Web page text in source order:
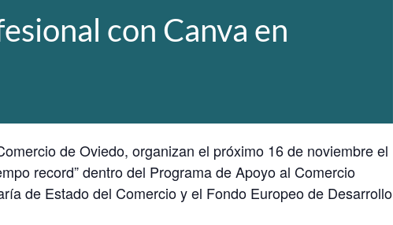
con Canva en
de Oviedo, organizan el próximo 16 de noviembre el
record” dentro del Programa de Apoyo al Comercio
de Estado del Comercio y el Fondo Europeo de Desarrollo